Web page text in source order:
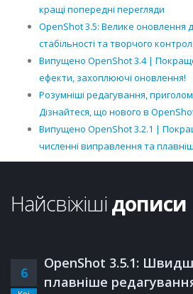
кращі попередні перегляди
OpenShot 3.5: Велике оновлення
стабільності та творчого
Випущено OpenShot 3.4 |
ефекти, захоплюючі оновлення!
Розумніші редагування,
Дізнайтеся, що нового в
Випущено OpenShot 3.2.1 |
численні виправлення та
Найсвіжішідописи
6
OpenShot 3.5.1:
плавніше